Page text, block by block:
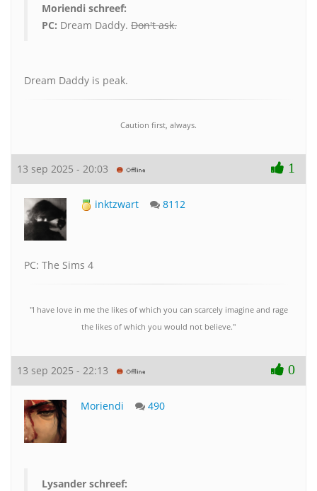
Moriendi schreef:
PC: Dream Daddy. Don't ask.
Dream Daddy is peak.
Caution first, always.
13 sep 2025 - 20:03 1
inktzwart 8112
PC: The Sims 4
"I have love in me the likes of which you can scarcely imagine and rage
the likes of which you would not believe."
13 sep 2025 - 22:13 0
Moriendi 490
Lysander schreef: